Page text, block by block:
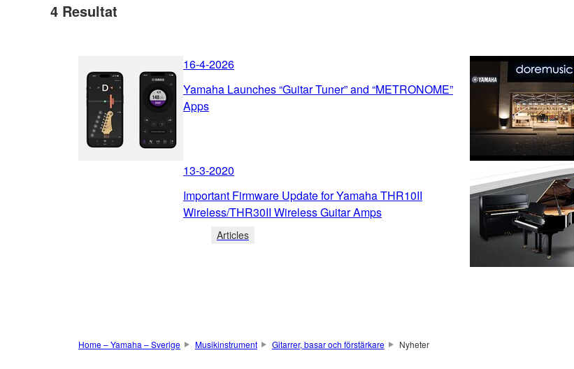
4 Resultat
16-4-2026
Yamaha Launches “Guitar Tuner” and “METRONOME”
Apps
13-3-2020
Important Firmware Update for Yamaha THR10II
Wireless/THR30II Wireless Guitar Amps
Articles
Home – Yamaha – Sverige Musikinstrument Gitarrer, basar och förstärkare Nyheter